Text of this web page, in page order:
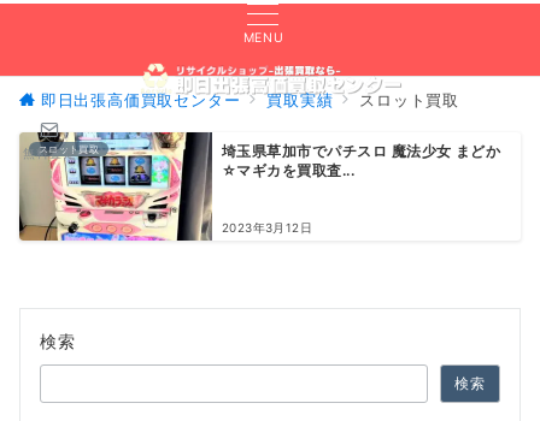
MENU
無料査定
即日出張高価買取センター 買取実績 スロット買取
スロット買取
埼玉県草加市でパチスロ 魔法少女 まどか
☆マギカを買取査...
2023年3月12日
検索
検索